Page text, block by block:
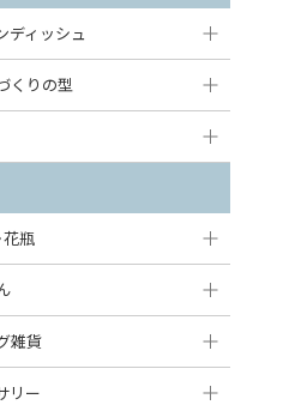
プレート
プレート
プレート
ート
ッシュ
る
ボウル
ウル
ボウル
ボウル
ボウル
ウル
クポット
キャニスター
クキャニスター
ース
ィッシュ
ット
る
る
ィーボート
ップ
タンド
リー
・カトラリーレスト
ディッシュ
〜）
〜24cm）
オーブンディッシュ
オーブンディッシュ
る
くりの型
型
型
見る
ン
ール
る
花瓶
ア・置物
雑貨
リー